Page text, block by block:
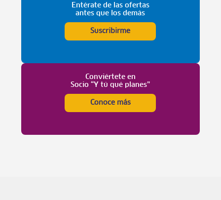
Entérate de las ofertas
antes que los demás
Suscribirme
Conviértete en
Socio “Y tú qué planes”
Conoce más